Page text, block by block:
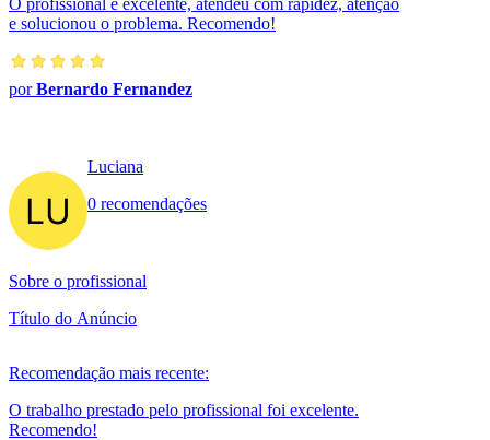
O profissional é excelente, atendeu com rapidez, atenção
e solucionou o problema. Recomendo!
porBernardo Fernandez
Luciana
0 recomendações
Sobre o profissional
Título do Anúncio
Recomendação mais recente:
O trabalho prestado pelo profissional foi excelente.
Recomendo!